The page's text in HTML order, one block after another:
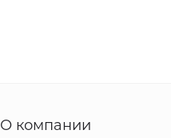
О компании